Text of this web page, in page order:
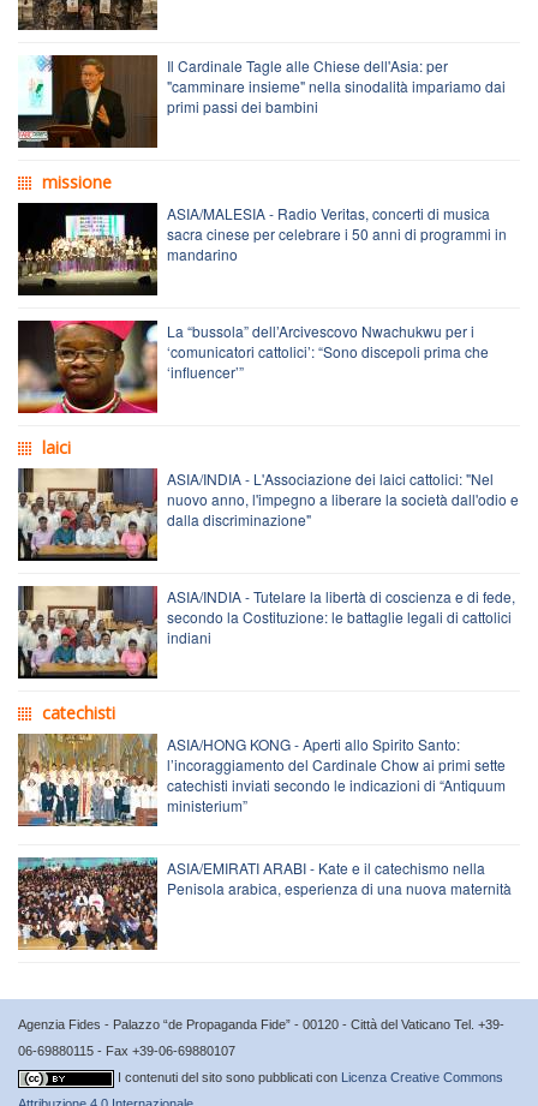
Il Cardinale Tagle alle Chiese dell'Asia: per
"camminare insieme" nella sinodalità impariamo dai
primi passi dei bambini
missione
ASIA/MALESIA - Radio Veritas, concerti di musica
sacra cinese per celebrare i 50 anni di programmi in
mandarino
La “bussola” dell’Arcivescovo Nwachukwu per i
‘comunicatori cattolici’: “Sono discepoli prima che
‘influencer’”
laici
ASIA/INDIA - L'Associazione dei laici cattolici: "Nel
nuovo anno, l'impegno a liberare la società dall'odio e
dalla discriminazione"
ASIA/INDIA - Tutelare la libertà di coscienza e di fede,
secondo la Costituzione: le battaglie legali di cattolici
indiani
catechisti
ASIA/HONG KONG - Aperti allo Spirito Santo:
l’incoraggiamento del Cardinale Chow ai primi sette
catechisti inviati secondo le indicazioni di “Antiquum
ministerium”
ASIA/EMIRATI ARABI - Kate e il catechismo nella
Penisola arabica, esperienza di una nuova maternità
Agenzia Fides - Palazzo “de Propaganda Fide” - 00120 - Città del Vaticano Tel. +39-
06-69880115 - Fax +39-06-69880107
I contenuti del sito sono pubblicati con Licenza Creative Commons